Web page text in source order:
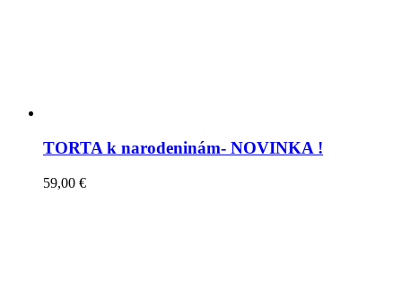
TORTA k narodeninám- NOVINKA !
59,00 €